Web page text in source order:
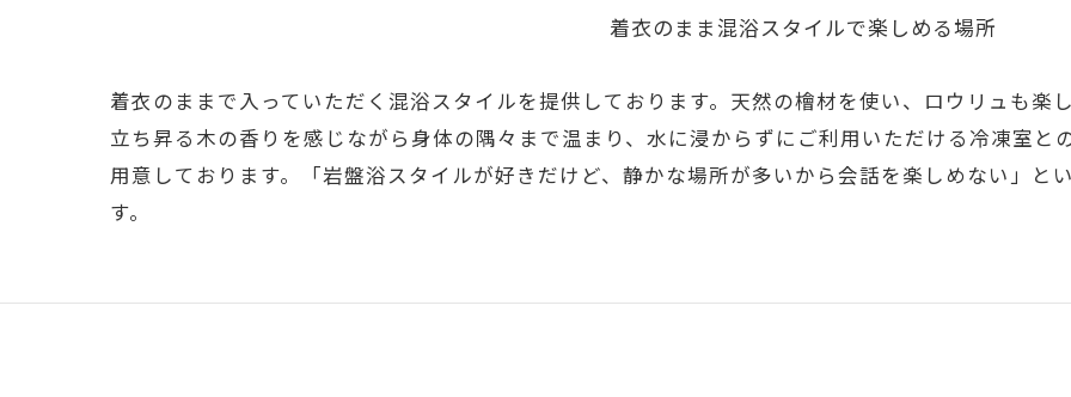
着衣のまま混浴スタイルで楽しめる場所
着衣のままで入っていただく混浴スタイルを提供しております。天然の檜材を使い、ロウリュも楽
立ち昇る木の香りを感じながら身体の隅々まで温まり、水に浸からずにご利用いただける冷凍室
用意しております。「岩盤浴スタイルが好きだけど、静かな場所が多いから会話を楽しめない」と
す。